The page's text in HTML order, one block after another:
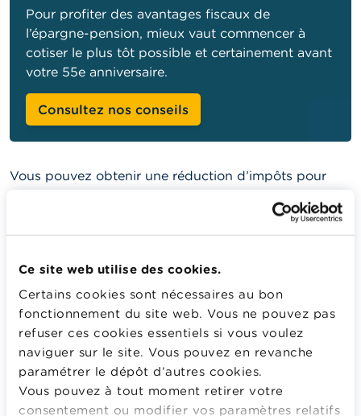
Ce site web utilise des cookies.
Certains cookies sont nécessaires au bon
fonctionnement du site web. Vous ne pouvez pas
refuser ces cookies essentiels si vous voulez
naviguer sur le site. Vous pouvez en revanche
paramétrer le dépôt d’autres cookies.
Vous pouvez à tout moment retirer votre
consentement ou modifier vos paramètres relatifs
Pour profiter des avantages fiscaux de
l’épargne-pension, mieux vaut commencer à
cotiser le plus tôt possible et certainement avant
votre 55e anniversaire.
Consultez nos conseils
Vous pouvez obtenir une réduction d’impôts pour
Nous vous en donnons un aperçu ci-dessous.
les attestations et les preuves.
Votre prêt immobilier
Frais pour garde d’enfants
Les dons
Les titres-services et chèques ALE
L'épargne-pension